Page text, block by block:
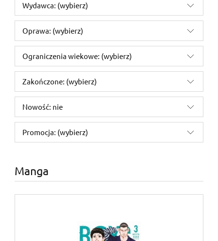
Wydawca: (wybierz)
Oprawa: (wybierz)
Ograniczenia wiekowe: (wybierz)
Zakończone: (wybierz)
Nowość: nie
Promocja: (wybierz)
Manga